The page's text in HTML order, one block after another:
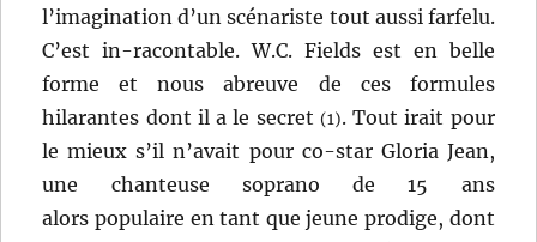
l’imagination d’un scénariste tout aussi farfelu.
C’est in-racontable. W.C. Fields est en belle
forme et nous abreuve de ces formules
hilarantes dont il a le secret (1). Tout irait pour
le mieux s’il n’avait pour co-star Gloria Jean,
une chanteuse soprano de 15 ans
alors populaire en tant que jeune prodige, dont